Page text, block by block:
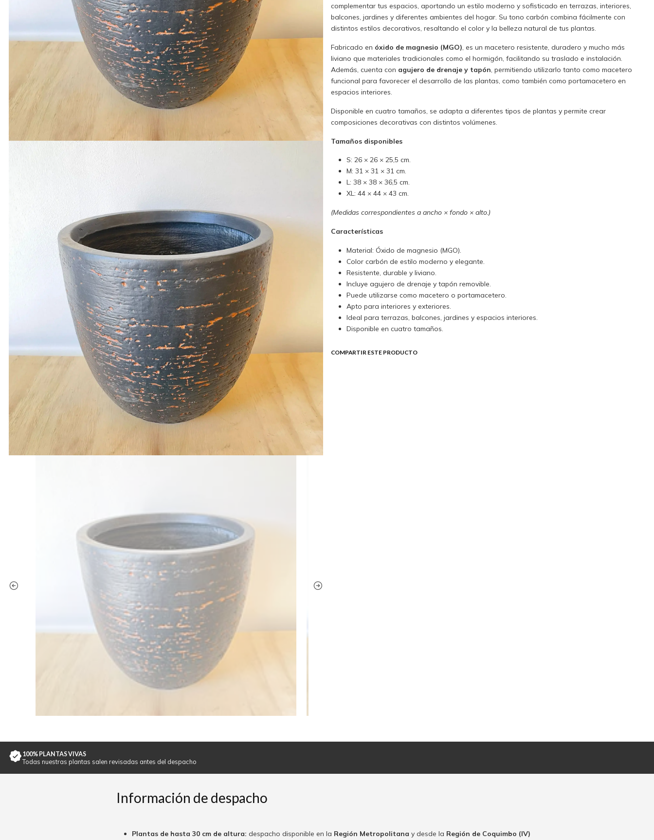
complementar tus espacios, aportando un estilo moderno y sofisticado en terrazas, interiores,
balcones, jardines y diferentes ambientes del hogar. Su tono carbón combina fácilmente con
distintos estilos decorativos, resaltando el color y la belleza natural de tus plantas.
Fabricado en óxido de magnesio (MGO), es un macetero resistente, duradero y mucho más
liviano que materiales tradicionales como el hormigón, facilitando su traslado e instalación.
Además, cuenta con agujero de drenaje y tapón, permitiendo utilizarlo tanto como macetero
funcional para favorecer el desarrollo de las plantas, como también como portamacetero en
espacios interiores.
Disponible en cuatro tamaños, se adapta a diferentes tipos de plantas y permite crear
composiciones decorativas con distintos volúmenes.
Tamaños disponibles
S: 26 × 26 × 25,5 cm.
M: 31 × 31 × 31 cm.
L: 38 × 38 × 36,5 cm.
XL: 44 × 44 × 43 cm.
(Medidas correspondientes a ancho × fondo × alto.)
Características
Material: Óxido de magnesio (MGO).
Color carbón de estilo moderno y elegante.
Resistente, durable y liviano.
Incluye agujero de drenaje y tapón removible.
Puede utilizarse como macetero o portamacetero.
Apto para interiores y exteriores.
Ideal para terrazas, balcones, jardines y espacios interiores.
Disponible en cuatro tamaños.
COMPARTIR ESTE PRODUCTO
100% PLANTAS VIVAS
Todas nuestras plantas salen revisadas antes del despacho
Información de despacho
Plantas de hasta 30 cm de altura: despacho disponible en la Región Metropolitana y desde la Región de Coquimbo (IV)